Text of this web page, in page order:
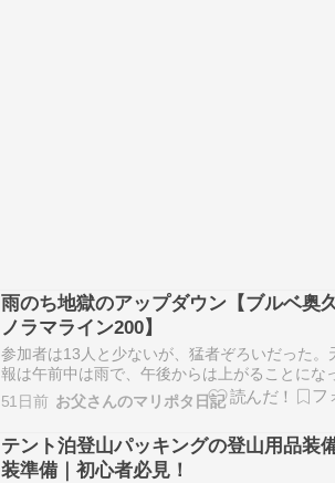
雨のち地獄のアップダウン【ブルベ奥
ノラマライン200】
参加者は13人と少ないが、猛者ぞろいだった。
報は午前中は雨で、午後からは上がることにな
る。スタート時にはそれまで降っていた霧雨も
たように思えた。でも、前日に関東・東海が梅
し、いつ降り出すか分からない。それなのに、
ウエアを上下ちゃんと着ているのは自分…
51日前 お父さんのマリポタ日記
テント泊登山パッキングの登山用品装
装準備｜初心者必見！